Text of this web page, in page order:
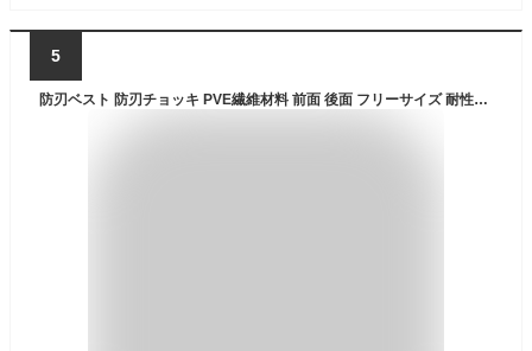
5
防刃ベスト 防刃チョッキ PVE繊維材料 前面 後面 フリーサイズ 耐性に 防刃ベスト チョッキ 防水 鉄板入り サイズ調節可能 暴漢/対策/警備/警護/護身 セキュリティガード (ブラック)